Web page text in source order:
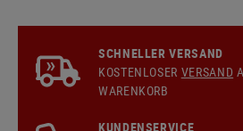
SCHNELLER VERSAND
KOSTENLOSER VERSAND
WARENKORB
KUNDENSERVICE